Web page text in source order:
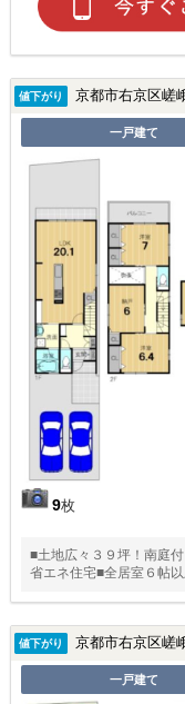
値下がり 京都市右京区嵯
一戸建て
9枚
■土地広々３９坪！南庭
省エネ住宅■全居室６帖
値下がり 京都市右京区嵯
一戸建て